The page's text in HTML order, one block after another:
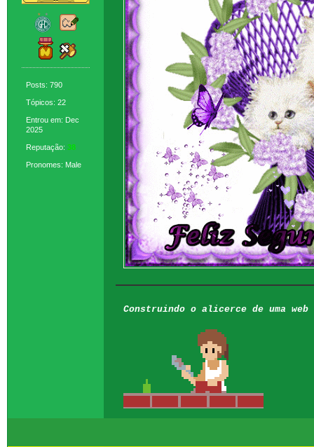
Posts: 790
Tópicos: 22
Entrou em: Dec
2025
Reputação: 38
Pronomes: Male
Construindo o alicerce de uma